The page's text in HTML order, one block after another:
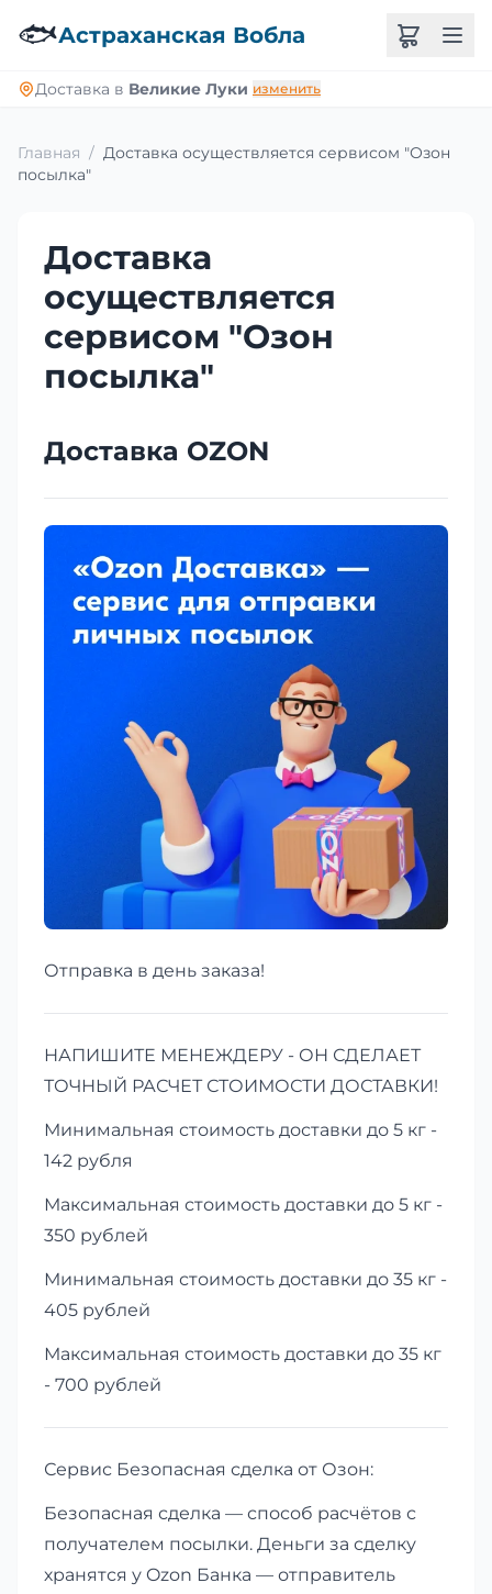
🐟Астраханская Вобла
Доставка в Великие Луки изменить
Главная / Доставка осуществляется сервисом "Озон
посылка"
Доставка
осуществляется
сервисом "Озон
посылка"
Доставка OZON
Отправка в день заказа!
НАПИШИТЕ МЕНЕЖДЕРУ - ОН СДЕЛАЕТ
ТОЧНЫЙ РАСЧЕТ СТОИМОСТИ ДОСТАВКИ!
Минимальная стоимость доставки до 5 кг -
142 рубля
Максимальная стоимость доставки до 5 кг -
350 рублей
Минимальная стоимость доставки до 35 кг -
405 рублей
Максимальная стоимость доставки до 35 кг
- 700 рублей
Сервис Безопасная сделка от Озон:
Безопасная сделка — способ расчётов с
получателем посылки. Деньги за сделку
хранятся у Ozon Банка — отправитель